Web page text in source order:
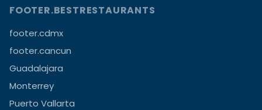
FOOTER.BESTRESTAURANTS
footer.cdmx
footer.cancun
Guadalajara
Monterrey
Puerto Vallarta